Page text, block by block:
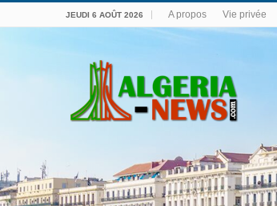
JEUDI 6 AOÛT 2026 A propos Vie privée